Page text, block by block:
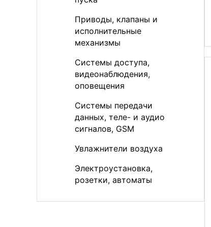
Приводы, клапаны и
исполнительные
механизмы
Системы доступа,
видеонаблюдения,
оповещения
Системы передачи
данных, теле- и аудио
сигналов, GSM
Увлажнители воздуха
Электроустановка,
розетки, автоматы